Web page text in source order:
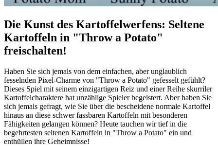
Die Kunst des Kartoffelwerfens: Seltene
Kartoffeln in "Throw a Potato"
freischalten!
Haben Sie sich jemals von dem einfachen, aber unglaublich
fesselnden Pixel-Charme von "Throw a Potato" gefesselt gefühlt?
Dieses Spiel mit seinem einzigartigen Reiz und einer Reihe skurriler
Kartoffelcharaktere hat unzählige Spieler begeistert. Aber haben Sie
sich jemals gefragt, wie Sie über die bescheidene normale Kartoffel
hinaus an diese schwer fassbaren Kartoffeln mit besonderen
Fähigkeiten gelangen können? Heute tauchen wir tief in die
begehrtesten seltenen Kartoffeln in "Throw a Potato" ein und
enthüllen ihre Geheimnisse!